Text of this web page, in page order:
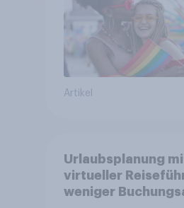
Artikel
Urlaubsplanung
virtueller
weniger